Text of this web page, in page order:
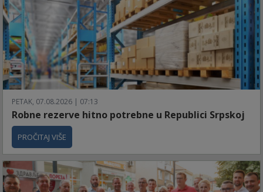
PETAK, 07.08.2026 | 07:13
Robne rezerve hitno potrebne u Republici Srpskoj
PROČITAJ VIŠE